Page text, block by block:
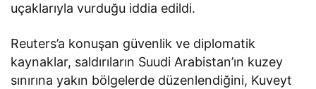
uçaklarıyla vurduğu iddia edildi.
Reuters’a konuşan güvenlik ve diplomatik
kaynaklar, saldırıların Suudi Arabistan’ın kuzey
sınırına yakın bölgelerde düzenlendiğini, Kuveyt